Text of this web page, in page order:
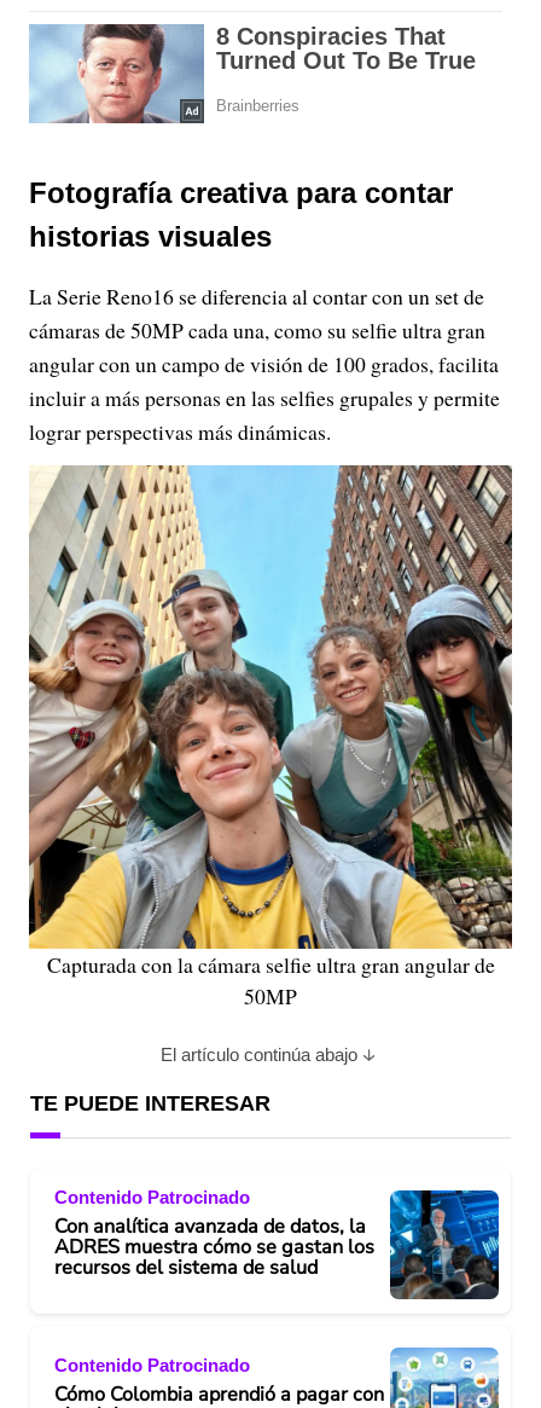
Fotografía creativa para contar
historias visuales
La Serie Reno16 se diferencia al contar con un set de
cámaras de 50MP cada una, como su selfie ultra gran
angular con un campo de visión de 100 grados, facilita
incluir a más personas en las selfies grupales y permite
lograr perspectivas más dinámicas.
Capturada con la cámara selfie ultra gran angular de
50MP
El artículo continúa abajo
TE PUEDE INTERESAR
Contenido Patrocinado
Con analítica avanzada de datos, la
ADRES muestra cómo se gastan los
recursos del sistema de salud
Contenido Patrocinado
Cómo Colombia aprendió a pagar con